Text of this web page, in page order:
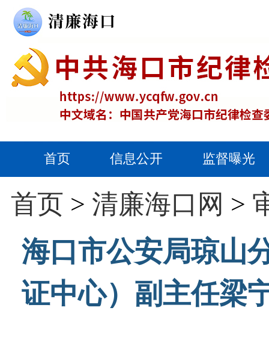
首页 信息公开 监督曝光
首页 > 清廉海口网 >
海口市公安局琼山
证中心）副主任梁